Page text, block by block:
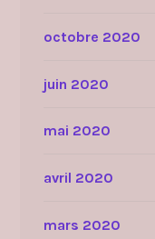
octobre 2020
juin 2020
mai 2020
avril 2020
mars 2020